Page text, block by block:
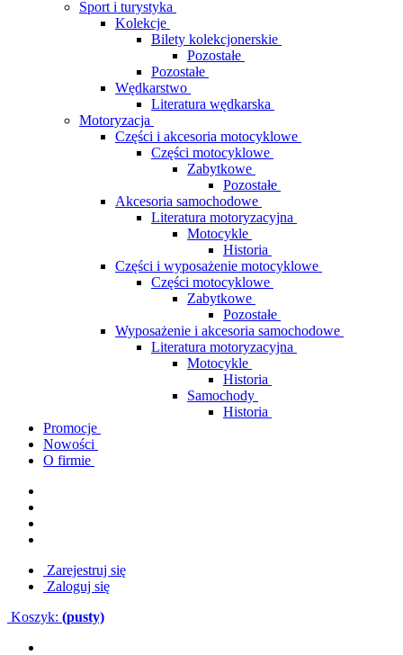
Sport i turystyka
Kolekcje
Bilety kolekcjonerskie
Pozostałe
Pozostałe
Wędkarstwo
Literatura wędkarska
Motoryzacja
Części i akcesoria motocyklowe
Części motocyklowe
Zabytkowe
Pozostałe
Akcesoria samochodowe
Literatura motoryzacyjna
Motocykle
Historia
Części i wyposażenie motocyklowe
Części motocyklowe
Zabytkowe
Pozostałe
Wyposażenie i akcesoria samochodowe
Literatura motoryzacyjna
Motocykle
Historia
Samochody
Historia
Promocje
Nowości
O firmie
Zarejestruj się
Zaloguj się
Koszyk: (pusty)